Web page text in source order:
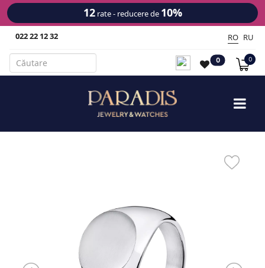
12rate - reducere de 10%
022 22 12 32 RO RU
0 0